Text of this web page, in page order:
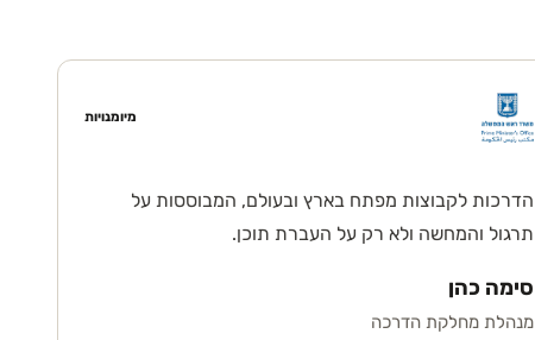
מיומנויות
הדרכות לקבוצות מפתח בארץ ובעולם, המבוססות על
תרגול והמחשה ולא רק על העברת תוכן.
סימה כהן
מנהלת מחלקת הדרכה